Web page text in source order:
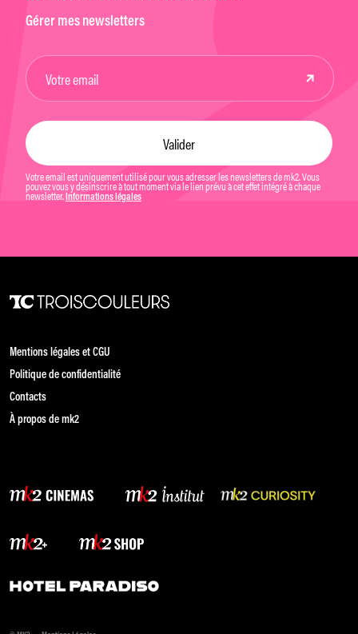
Gérer mes newsletters
Votre email est uniquement utilisé pour vous adresser les newsletters de mk2. Vous
pouvez vous y désinscrire à tout moment via le lien prévu à cet effet intégré à chaque
newsletter. Informations légales
Mentions légales et CGU
Politique de confidentialité
Contacts
À propos de mk2